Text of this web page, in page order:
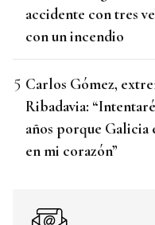
accidente con tres
con un incendio
Carlos Gómez,
Ribadavia:
años porque Galicia
en mi corazón”